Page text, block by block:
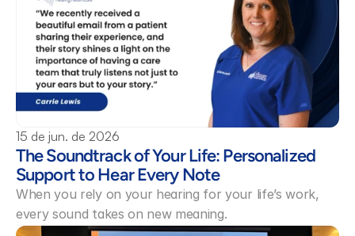
15 de jun. de 2026
The Soundtrack of Your Life: Personalized
Support to Hear Every Note
When you rely on your hearing for your life’s work,
every sound takes on new meaning.